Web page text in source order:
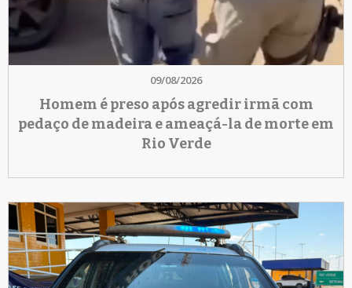
09/08/2026
Homem é preso após agredir irmã com
pedaço de madeira e ameaçá-la de morte em
Rio Verde